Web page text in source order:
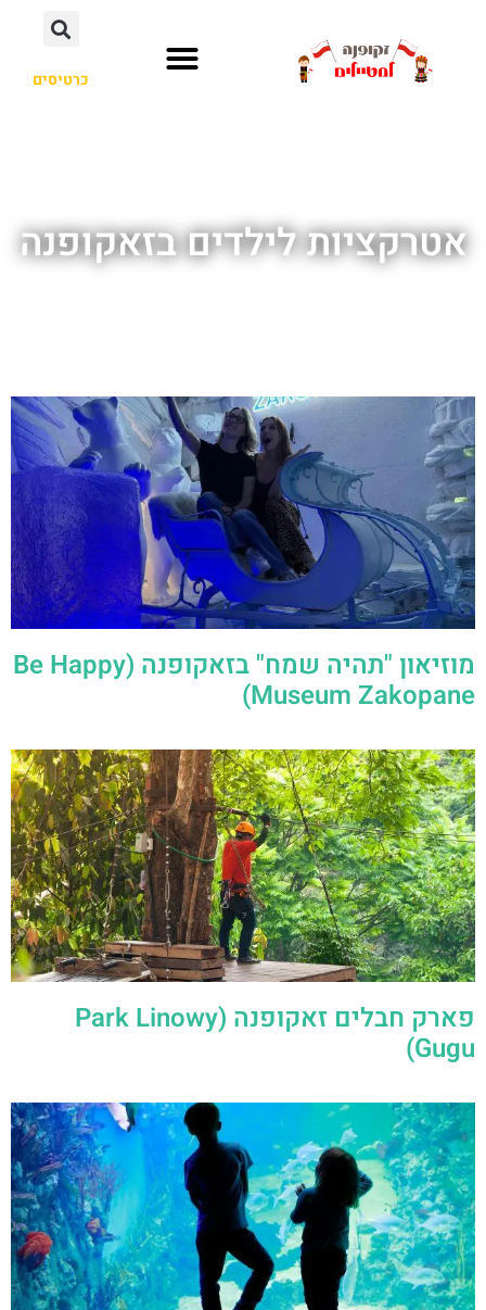
כרטיסים
אטרקציות לילדים בזאקופנה
מוזיאון "תהיה שמח" בזאקופנה (Be Happy
Museum Zakopane)
פארק חבלים זאקופנה (Park Linowy
Gugu)
מצפה תת ימי ואקווריום בזאקופנה
(Podwodny Świat)